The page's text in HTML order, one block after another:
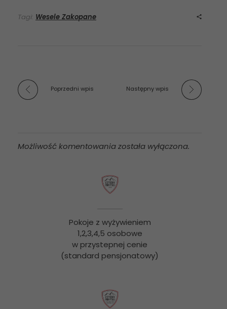
Tagi: Wesele Zakopane
Poprzedni wpis Następny wpis
Możliwość komentowania została wyłączona.
Pokoje z wyżywieniem
1,2,3,4,5 osobowe
w przystepnej cenie
(standard pensjonatowy)